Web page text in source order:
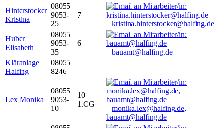
Hinterstocker
Kristina
08055
9053-
25
7
kristina.hinterstocker@halfing.de
Huber
Elisabeth
08055
9053-
35
6
bauamt@halfing.de
Kläranlage
Halfing
08055
8246
Lex Monika
08055
9053-
10
10
1.OG
monika.lex@halfing.de,
bauamt@halfing.de